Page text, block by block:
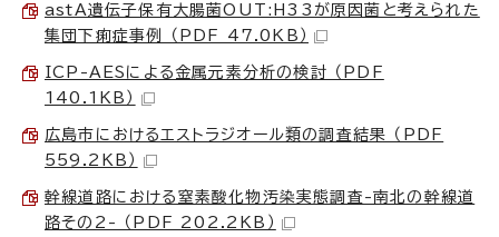
astA遺伝子保有大腸菌OUT:H33が原因菌と考えられた
集団下痢症事例 （PDF 47.0KB）
ICP-AESによる金属元素分析の検討 （PDF
140.1KB）
広島市におけるエストラジオール類の調査結果 （PDF
559.2KB）
幹線道路における窒素酸化物汚染実態調査-南北の幹線道
路その2- （PDF 202.2KB）